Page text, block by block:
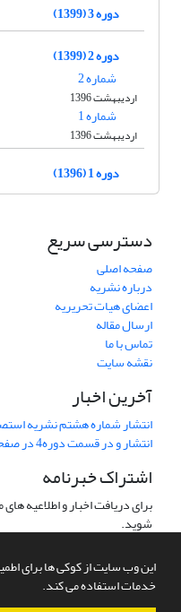
این وب سایت از کوکی ها برای
خدمات استفاده می کند.
دوره 3 (1399)
دوره 2 (1399)
شماره 2
اردیبهشت 1396
شماره 1
اردیبهشت 1396
دوره 1 (1396)
دسترسی سریع
صفحه اصلی
درباره نشریه
اعضای هیات تحریریه
ارسال مقاله
تماس با ما
نقشه سایت
آخرین اخبار
انتشار شماره هشتم نشریه
انتشار و در قسمت دوره4 در صفحه اصلی سایت.
اشتراک خبرنامه
برای دریافت اخبار و اطلاعیه
شوید.